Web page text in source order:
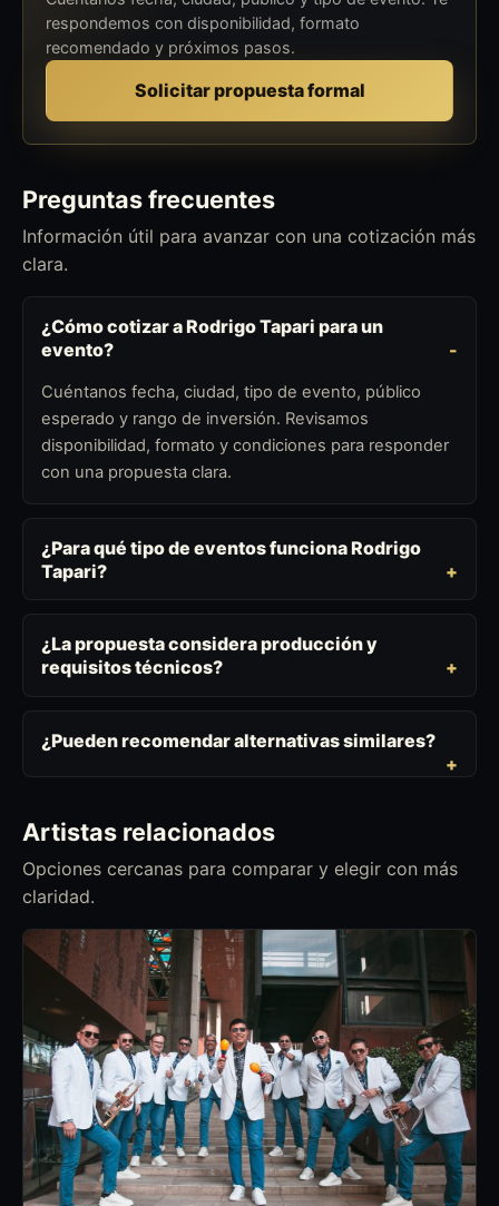
respondemos con disponibilidad, formato
recomendado y próximos pasos.
Solicitar propuesta formal
Preguntas frecuentes
Información útil para avanzar con una cotización más
clara.
¿Cómo cotizar a Rodrigo Tapari para un
evento?
Cuéntanos fecha, ciudad, tipo de evento, público
esperado y rango de inversión. Revisamos
disponibilidad, formato y condiciones para responder
con una propuesta clara.
¿Para qué tipo de eventos funciona Rodrigo
Tapari?
¿La propuesta considera producción y
requisitos técnicos?
¿Pueden recomendar alternativas similares?
Artistas relacionados
Opciones cercanas para comparar y elegir con más
claridad.